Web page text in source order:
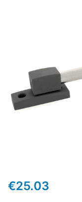
€25.03